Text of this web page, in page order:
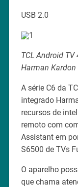
USB 2.0
TCL Android
Harman Kardon
A série C6 da
integrado
recursos de
remoto com
Assistant em
S6500 de TVs
O aparelho
que chama